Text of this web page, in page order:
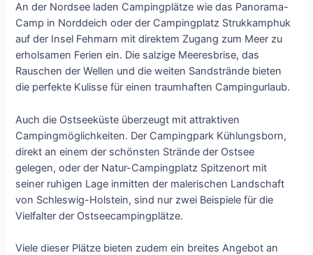
An der Nordsee laden Campingplätze wie das Panorama-
Camp in Norddeich oder der Campingplatz Strukkamphuk
auf der Insel Fehmarn mit direktem Zugang zum Meer zu
erholsamen Ferien ein. Die salzige Meeresbrise, das
Rauschen der Wellen und die weiten Sandstrände bieten
die perfekte Kulisse für einen traumhaften Campingurlaub.
Auch die Ostseeküste überzeugt mit attraktiven
Campingmöglichkeiten. Der Campingpark Kühlungsborn,
direkt an einem der schönsten Strände der Ostsee
gelegen, oder der Natur-Campingplatz Spitzenort mit
seiner ruhigen Lage inmitten der malerischen Landschaft
von Schleswig-Holstein, sind nur zwei Beispiele für die
Vielfalter der Ostseecampingplätze.
Viele dieser Plätze bieten zudem ein breites Angebot an